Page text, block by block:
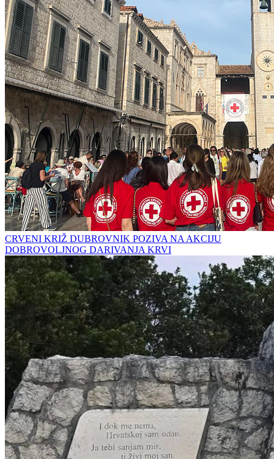
CRVENI KRIŽ DUBROVNIK POZIVA NA AKCIJU
DOBROVOLJNOG DARIVANJA KRVI